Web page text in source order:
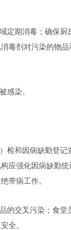
定期消毒；确保
毒剂对污染的物
感染。
检和因病缺勤登
应强化因病缺勤
带病工作。
的交叉污染；食
全。